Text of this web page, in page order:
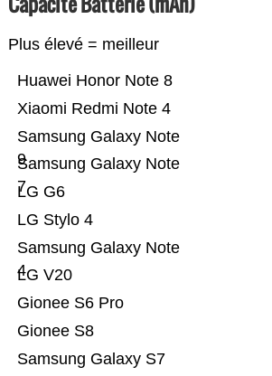
Plus élevé = meilleur
Samsung Galaxy S7
Gionee S8
Gionee S6 Pro
LG V20
Samsung Galaxy Note
4
LG Stylo 4
LG G6
Samsung Galaxy Note
7
Samsung Galaxy Note
9
Xiaomi Redmi Note 4
Huawei Honor Note 8